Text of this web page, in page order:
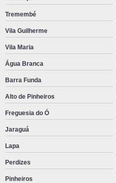
Tremembé
Vila Guilherme
Vila Maria
Água Branca
Barra Funda
Alto de Pinheiros
Freguesia do Ó
Jaraguá
Lapa
Perdizes
Pinheiros